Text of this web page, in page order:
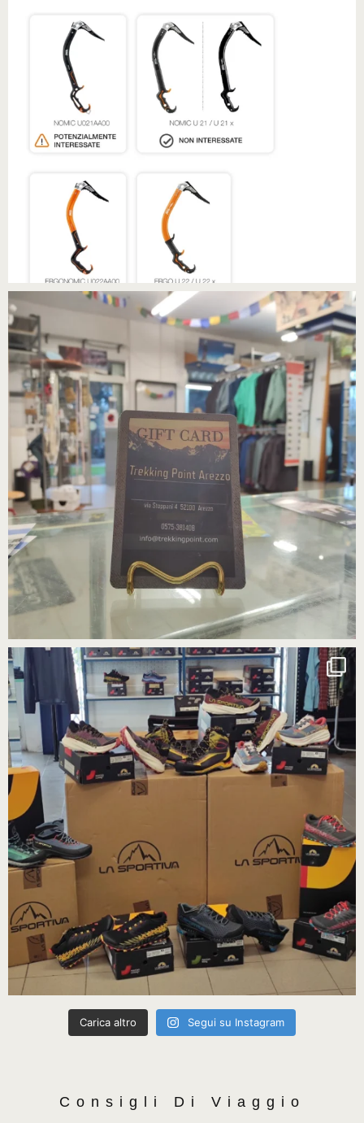
Carica altro Segui su Instagram
Consigli Di Viaggio